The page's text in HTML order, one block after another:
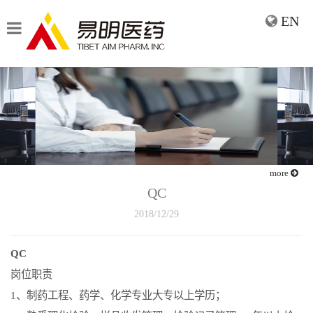
EN
more
QC
2018/12/29
QC
岗位职责
1 、制药工程、药学、化学专业大专以上学历；